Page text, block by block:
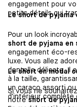
engagement pour
petits détails qui
Le short de pyjama
Pour un look
short de pyjama en
engagement éco-
luxe. Vous allez
dentelle délicate. Il
à la taille,
un caraco assorti ou
d'intérieur complète
Le short en modal
Si vous ne
notre short de